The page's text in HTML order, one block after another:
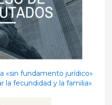
«sin fundamento jurídico»
la fecundidad y la familia»